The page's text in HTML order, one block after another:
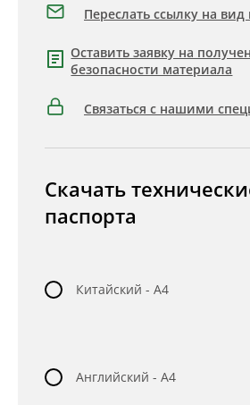
Переслать ссылку на
Оставить заявку на
безопасности материала
Связаться с нашими
Скачать
паспорта
Китайский - A4
Английский - A4